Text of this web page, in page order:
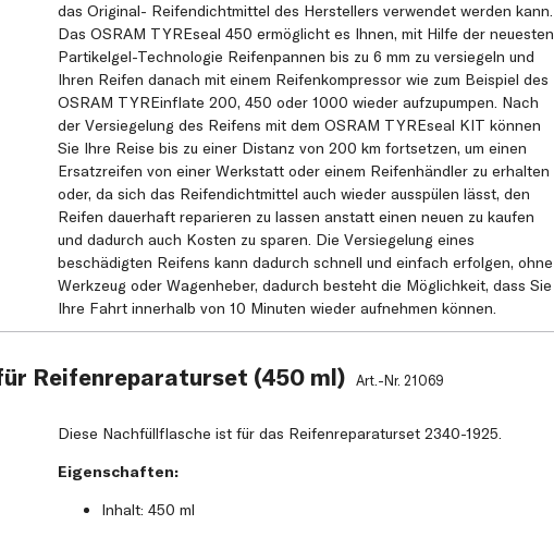
das Original- Reifendichtmittel des Herstellers verwendet werden kann.
Das OSRAM TYREseal 450 ermöglicht es Ihnen, mit Hilfe der neuesten
Partikelgel-Technologie Reifenpannen bis zu 6 mm zu versiegeln und
Ihren Reifen danach mit einem Reifenkompressor wie zum Beispiel des
OSRAM TYREinflate 200, 450 oder 1000 wieder aufzupumpen. Nach
der Versiegelung des Reifens mit dem OSRAM TYREseal KIT können
Sie Ihre Reise bis zu einer Distanz von 200 km fortsetzen, um einen
Ersatzreifen von einer Werkstatt oder einem Reifenhändler zu erhalten
oder, da sich das Reifendichtmittel auch wieder ausspülen lässt, den
Reifen dauerhaft reparieren zu lassen anstatt einen neuen zu kaufen
und dadurch auch Kosten zu sparen. Die Versiegelung eines
beschädigten Reifens kann dadurch schnell und einfach erfolgen, ohne
Werkzeug oder Wagenheber, dadurch besteht die Möglichkeit, dass Sie
Ihre Fahrt innerhalb von 10 Minuten wieder aufnehmen können.
Reifenreparaturset (450 ml) Art.-Nr. 21069
Diese Nachfüllflasche ist für das Reifenreparaturset 2340-1925.
Eigenschaften:
Inhalt: 450 ml